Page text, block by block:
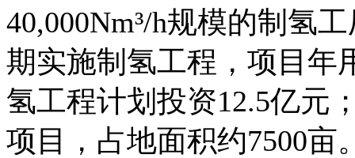
40,000Nm³/h规模的制氢
期实施制氢工程，项目年
氢工程计划投资12.5亿元
项目，占地面积约7500亩